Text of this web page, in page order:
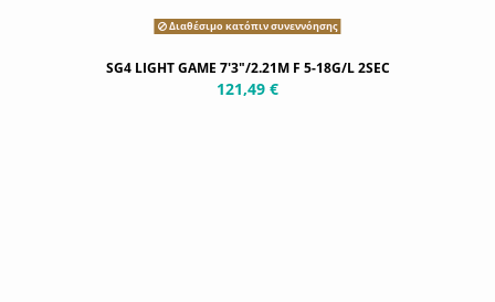
Διαθέσιμο κατόπιν συνεννόησης
SG4 LIGHT GAME 7'3"/2.21M F 5-18G/L 2SEC
121,49 €